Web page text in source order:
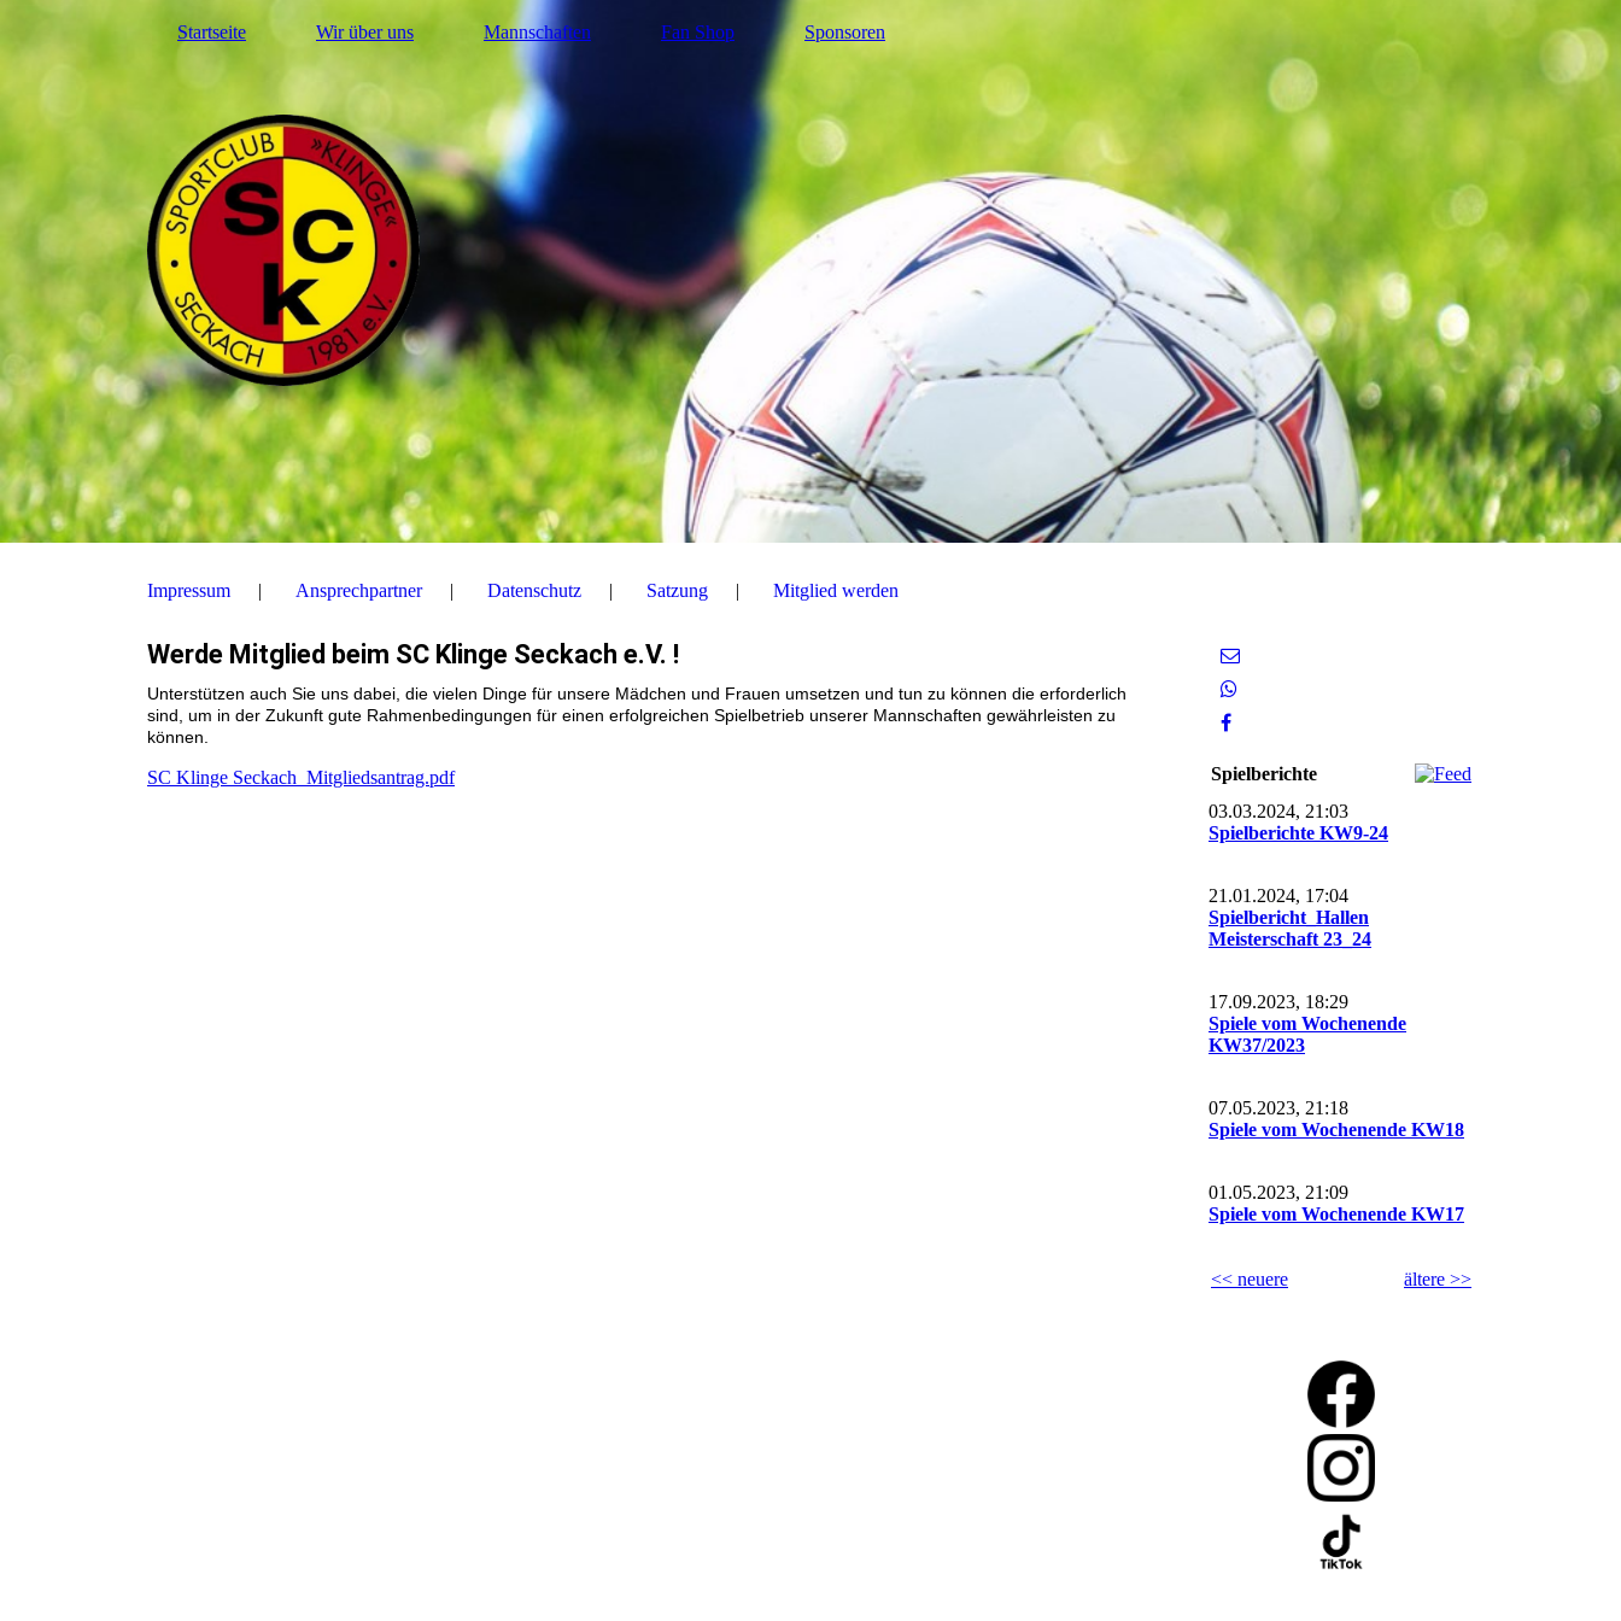
Startseite Wir über uns Mannschaften Fan Shop Sponsoren
Impressum Ansprechpartner Datenschutz Satzung Mitglied werden
Werde Mitglied beim SC Klinge Seckach e.V. !
Unterstützen auch Sie uns dabei, die vielen Dinge für unsere Mädchen und Frauen umsetzen und tun zu können die erforderlich
sind, um in der Zukunft gute Rahmenbedingungen für einen erfolgreichen Spielbetrieb unserer Mannschaften gewährleisten zu
können.
SC Klinge Seckach_Mitgliedsantrag.pdf
Spielberichte
03.03.2024, 21:03
Spielberichte KW9-24
21.01.2024, 17:04
Spielbericht_Hallen
Meisterschaft 23_24
17.09.2023, 18:29
Spiele vom Wochenende
KW37/2023
07.05.2023, 21:18
Spiele vom Wochenende KW18
01.05.2023, 21:09
Spiele vom Wochenende KW17
<< neuere ältere >>